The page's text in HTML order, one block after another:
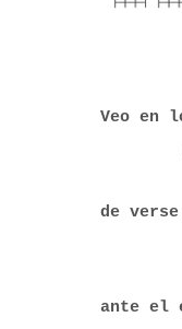
Veo en
de
ante el